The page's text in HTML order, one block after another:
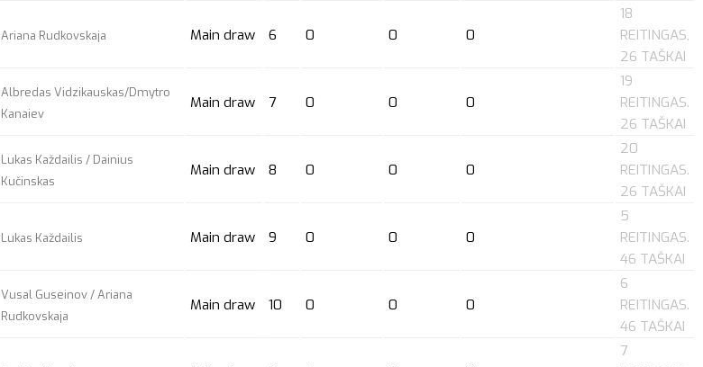
Ariana Rudkovskaja Main draw 6 0 0 0
18
REITINGAS,
26 TAŠKAI
Albredas Vidzikauskas/Dmytro
Kanaiev
Main draw 7 0 0 0
19
REITINGAS.
26 TAŠKAI
Lukas Každailis / Dainius
Kučinskas
Main draw 8 0 0 0
20
REITINGAS.
26 TAŠKAI
Lukas Každailis Main draw 9 0 0 0
5
REITINGAS.
46 TAŠKAI
Vusal Guseinov / Ariana
Rudkovskaja
Main draw 10 0 0 0
6
REITINGAS.
46 TAŠKAI
7